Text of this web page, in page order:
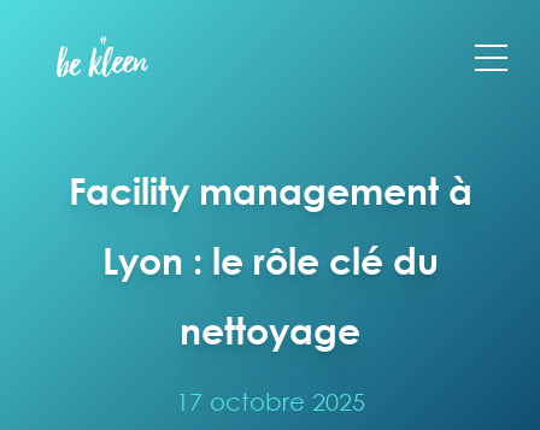
Facility management à
Lyon : le rôle clé du
nettoyage
17 octobre 2025